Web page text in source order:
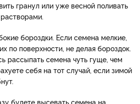
гранул или уже весной поливать
бороздки. Если семена мелкие,
по поверхности, не делая бороздок.
рассыпать семена чуть гуще, чем
себя на тот случай, если зимой
будете высевать семена на